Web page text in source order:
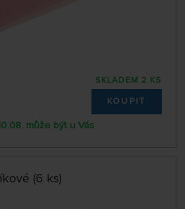
SKLADEM 2 KS
KOUPIT
může být u Vás
(6 ks)